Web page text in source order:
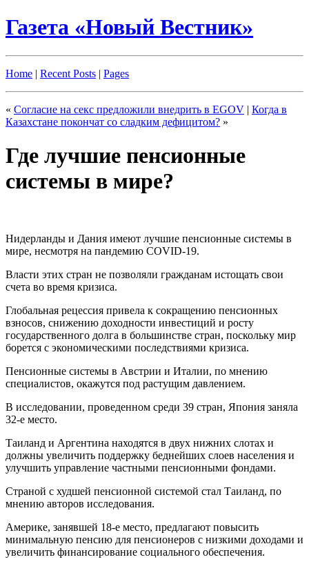
Газета «Новый Вестник»
Home | Recent Posts | Pages
« Согласие на секс предложили внедрить в EGOV | Когда в
Казахстане покончат со сладким дефицитом? »
Где лучшие пенсионные
системы в мире?
Нидерланды и Дания имеют лучшие пенсионные системы в
мире, несмотря на пандемию COVID-19.
Власти этих стран не позволяли гражданам истощать свои
счета во время кризиса.
Глобальная рецессия привела к сокращению пенсионных
взносов, снижению доходности инвестиций и росту
государственного долга в большинстве стран, поскольку мир
борется с экономическими последствиями кризиса.
Пенсионные системы в Австрии и Италии, по мнению
специалистов, окажутся под растущим давлением.
В исследовании, проведенном среди 39 стран, Япония заняла
32-е место.
Таиланд и Аргентина находятся в двух нижних слотах и
должны увеличить поддержку беднейших слоев населения и
улучшить управление частными пенсионными фондами.
Страной с худшей пенсионной системой стал Таиланд, по
мнению авторов исследования.
Америке, занявшей 18-е место, предлагают повысить
минимальную пенсию для пенсионеров с низкими доходами и
увеличить финансирование социального обеспечения.